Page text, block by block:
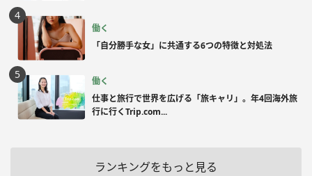
働く
「自分勝手な女」に共通する6つの特徴と対処法
働く
仕事と旅行で世界を広げる「旅キャリ」。年4回海外旅
行に行くTrip.com...
ランキングをもっと見る